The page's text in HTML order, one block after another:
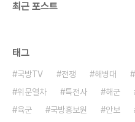
최근 포스트
태그
국방TV 전쟁 해병대
위문열차
특전사 해군
육군
국방홍보원 안보